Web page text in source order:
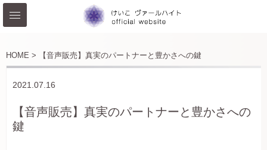
HOME > 【音声販売】真実のパートナーと豊かさへの鍵
2021.07.16
【音声販売】真実のパートナーと豊かさへの
鍵